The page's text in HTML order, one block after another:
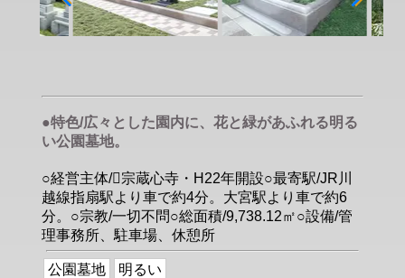
●特色/広々とした園内に、花と緑があふれる明る
い公園墓地。
○経営主体/􀀂宗蔵心寺・H22年開設○最寄駅/JR川
越線指扇駅より車で約4分。大宮駅より車で約6
分。○宗教/一切不問○総面積/9,738.12㎡○設備/管
理事務所、駐車場、休憩所
公園墓地 明るい